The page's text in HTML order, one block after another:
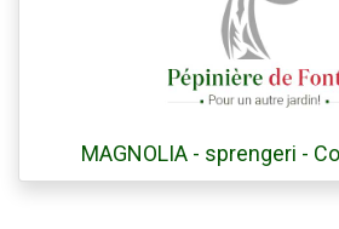
MAGNOLIA - sprengeri -